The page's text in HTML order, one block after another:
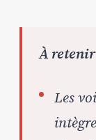
À retenir
Les